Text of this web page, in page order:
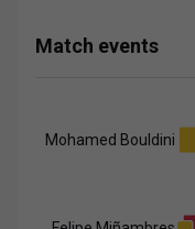
Match events
Mohamed Bouldini